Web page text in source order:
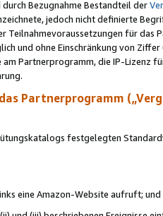
durch Bezugnahme Bestandteil der
jedoch nicht definierte
Teilnahmevoraussetzungen für
und ohne Einschränkung von
Partnerprogramm, die IP-Lizenz
Partnerprogramm
festgelegten
eine Amazon-Website aufruft; und